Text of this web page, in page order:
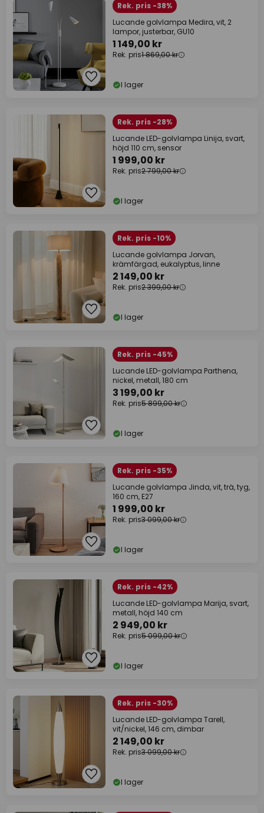
Rek. pris -38%
Lucande golvlampa Medira, vit, 2
lampor, justerbar, GU10
1 149,00 kr
Rek. pris1 869,00 kr
I lager
Rek. pris -28%
Lucande LED-golvlampa Linija, svart,
höjd 110 cm, sensor
1 999,00 kr
Rek. pris2 799,00 kr
I lager
Rek. pris -10%
Lucande golvlampa Jorvan,
krämfärgad, eukalyptus, linne
2 149,00 kr
Rek. pris2 399,00 kr
I lager
Rek. pris -45%
Lucande LED-golvlampa Parthena,
nickel, metall, 180 cm
3 199,00 kr
Rek. pris5 899,00 kr
I lager
Rek. pris -35%
Lucande golvlampa Jinda, vit, trä, tyg,
160 cm, E27
1 999,00 kr
Rek. pris3 099,00 kr
I lager
Rek. pris -42%
Lucande LED-golvlampa Marija, svart,
metall, höjd 140 cm
2 949,00 kr
Rek. pris5 099,00 kr
I lager
Rek. pris -30%
Lucande LED-golvlampa Tarell,
vit/nickel, 146 cm, dimbar
2 149,00 kr
Rek. pris3 099,00 kr
I lager